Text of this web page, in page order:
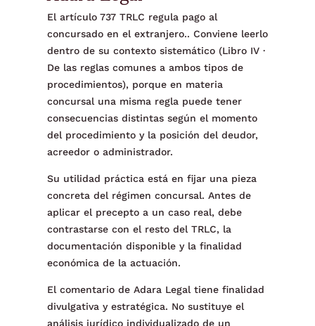
El artículo 737 TRLC regula pago al
concursado en el extranjero.. Conviene leerlo
dentro de su contexto sistemático (Libro IV ·
De las reglas comunes a ambos tipos de
procedimientos), porque en materia
concursal una misma regla puede tener
consecuencias distintas según el momento
del procedimiento y la posición del deudor,
acreedor o administrador.
Su utilidad práctica está en fijar una pieza
concreta del régimen concursal. Antes de
aplicar el precepto a un caso real, debe
contrastarse con el resto del TRLC, la
documentación disponible y la finalidad
económica de la actuación.
El comentario de Adara Legal tiene finalidad
divulgativa y estratégica. No sustituye el
análisis jurídico individualizado de un